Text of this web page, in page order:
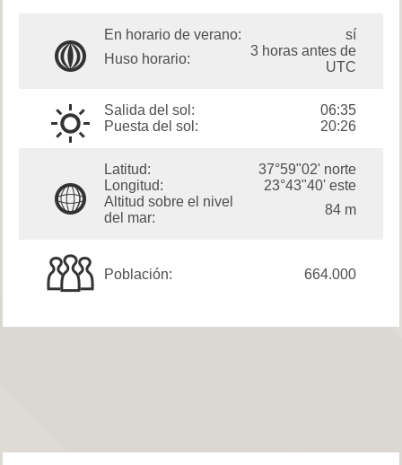
En horario de verano:
sí
Huso horario:
3 horas antes de
UTC
Salida del sol:
06:35
Puesta del sol:
20:26
Latitud:
37°59"02' norte
Longitud:
23°43"40' este
Altitud sobre el nivel
del mar:
84 m
Población: 664.000